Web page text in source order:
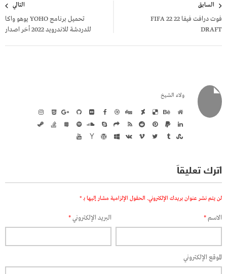
المقالات
السابق
فوت درافت فيفا 22 FIFA 22
DRAFT
التالي
تحميل برنامج YOHO يوهو واكا
للدردشة للاندرويد 2022 أخر اصدار
ولاء الشيخ
اترك تعليقاً
لن يتم نشر عنوان بريدك الإلكتروني. الحقول الإلزامية مشار إليها بـ *
الاسم* البريد الإلكتروني*
الموقع الإلكتروني